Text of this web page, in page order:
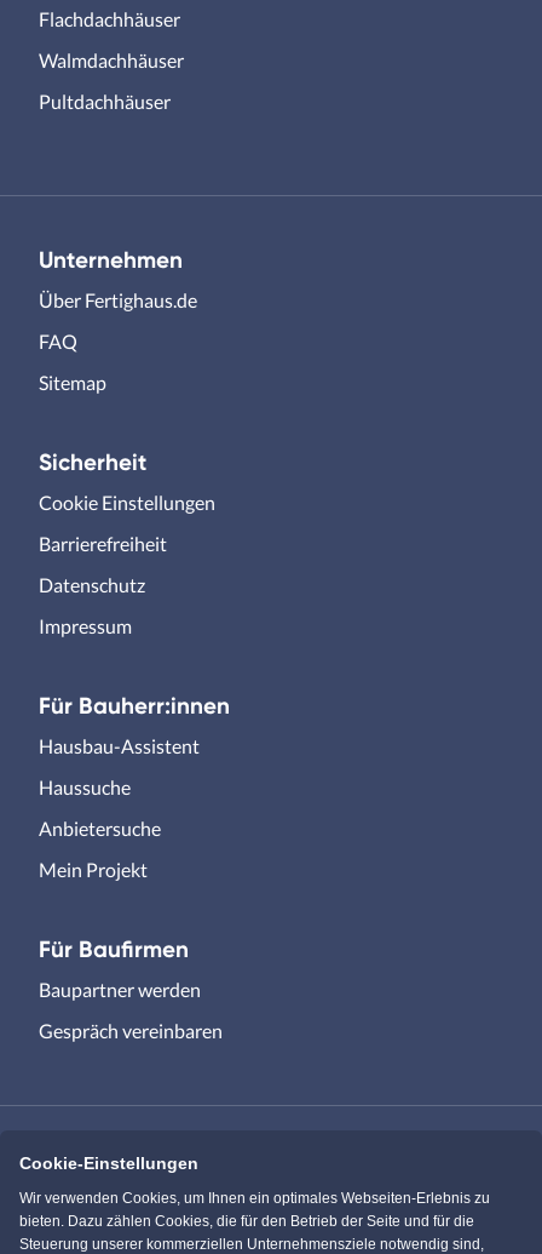
Flachdachhäuser
Walmdachhäuser
Pultdachhäuser
Unternehmen
Über Fertighaus.de
FAQ
Sitemap
Sicherheit
Cookie Einstellungen
Barrierefreiheit
Datenschutz
Impressum
Für Bauherr:innen
Hausbau-Assistent
Haussuche
Anbietersuche
Mein Projekt
Für Baufirmen
Baupartner werden
Gespräch vereinbaren
Immowelt.de Bauen.de
Cookie-Einstellungen
Wir verwenden Cookies, um Ihnen ein optimales Webseiten-Erlebnis zu
bieten. Dazu zählen Cookies, die für den Betrieb der Seite und für die
Steuerung unserer kommerziellen Unternehmensziele notwendig sind,